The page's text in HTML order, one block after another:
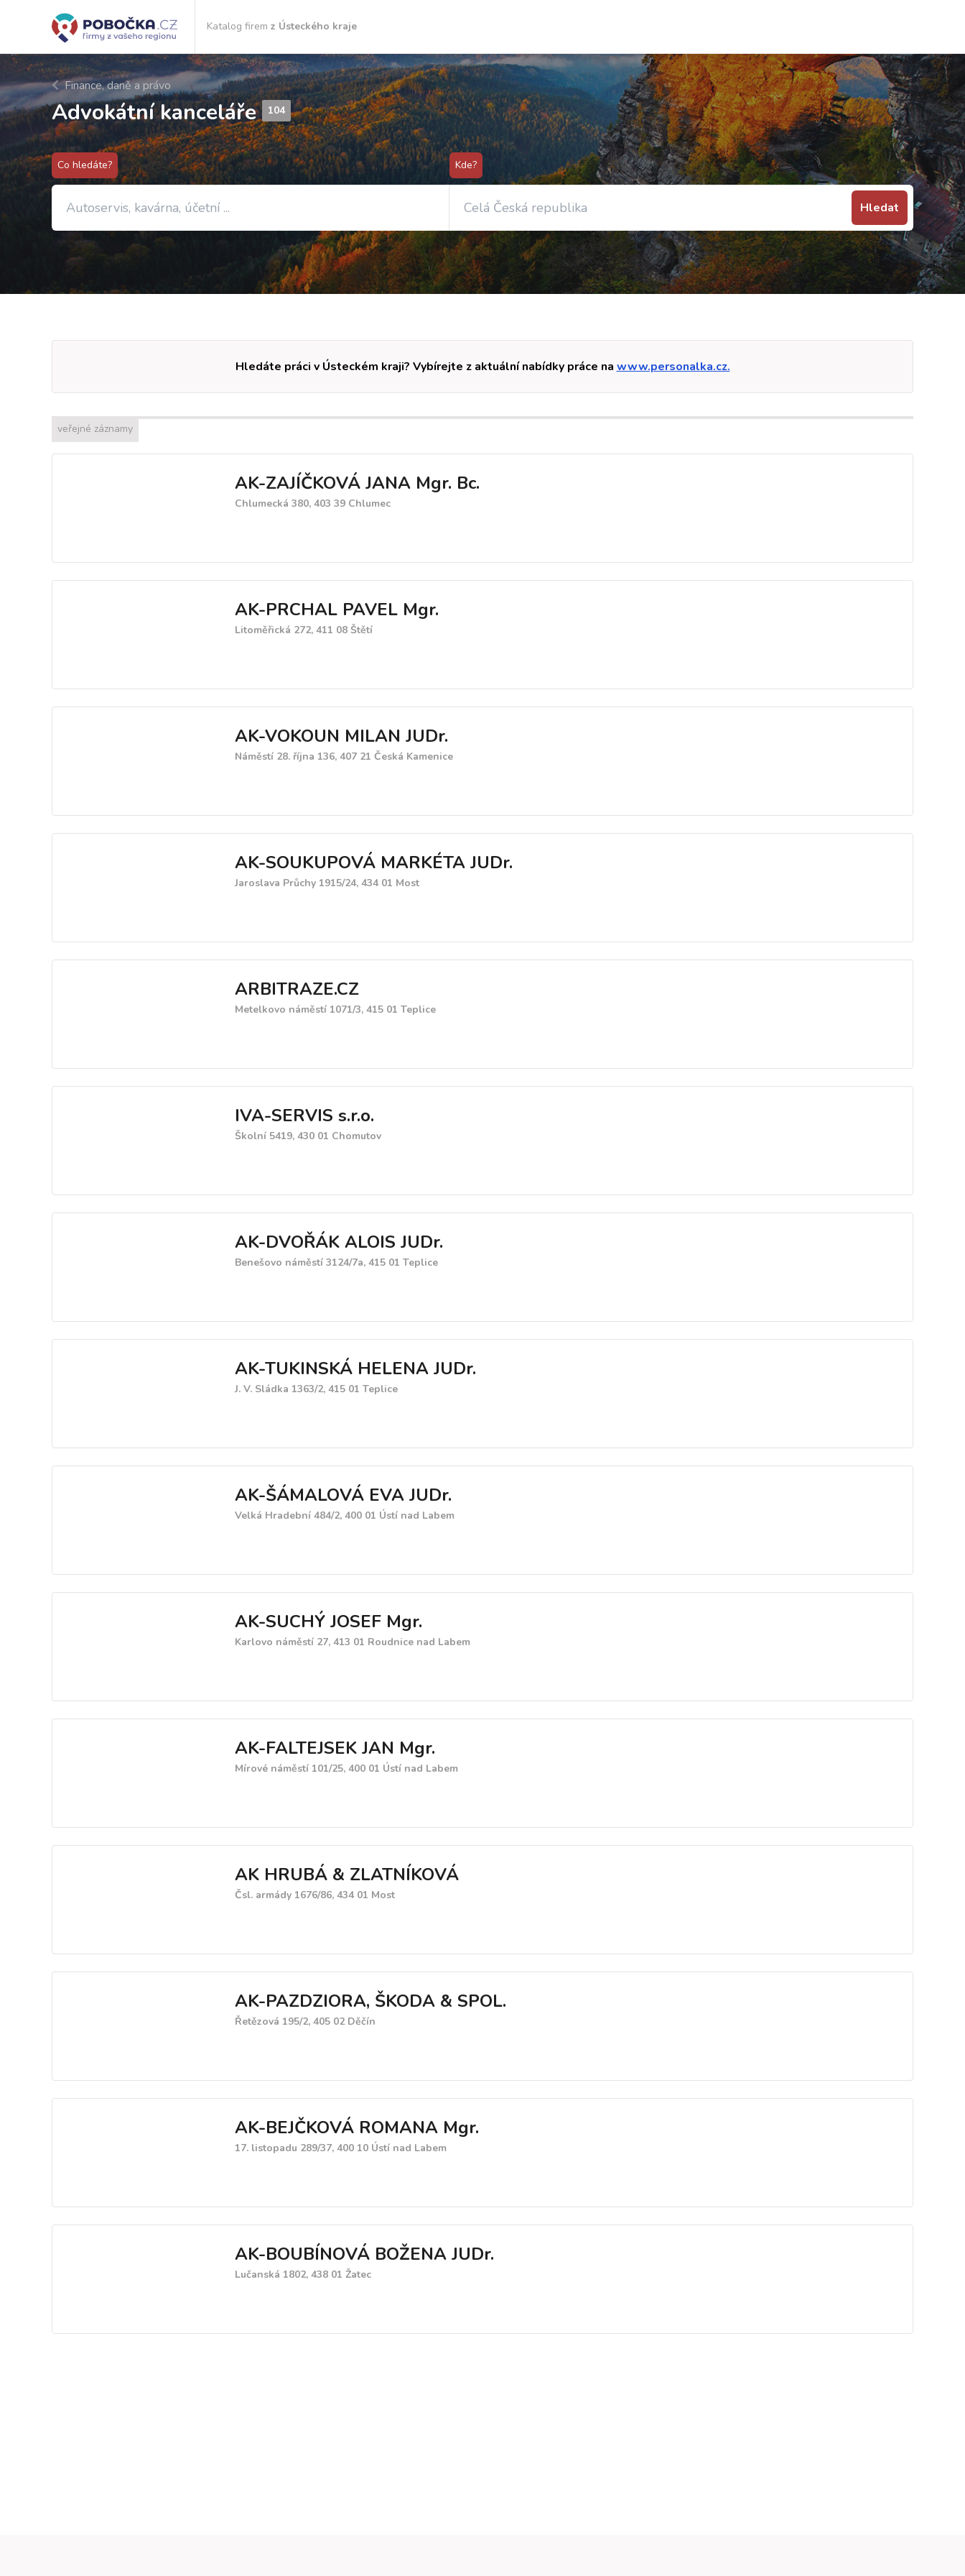
Katalog firem z Ústeckého kraje
Finance, daně a právo
Advokátní kanceláře 104
Co hledáte? Kde?
Hledat
Hledáte práci v Ústeckém kraji? Vybírejte z aktuální nabídky práce na www.personalka.cz.
veřejné záznamy
AK-ZAJÍČKOVÁ JANA Mgr. Bc.
Chlumecká 380, 403 39 Chlumec
AK-PRCHAL PAVEL Mgr.
Litoměřická 272, 411 08 Štětí
AK-VOKOUN MILAN JUDr.
Náměstí 28. října 136, 407 21 Česká Kamenice
AK-SOUKUPOVÁ MARKÉTA JUDr.
Jaroslava Průchy 1915/24, 434 01 Most
ARBITRAZE.CZ
Metelkovo náměstí 1071/3, 415 01 Teplice
IVA-SERVIS s.r.o.
Školní 5419, 430 01 Chomutov
AK-DVOŘÁK ALOIS JUDr.
Benešovo náměstí 3124/7a, 415 01 Teplice
AK-TUKINSKÁ HELENA JUDr.
J. V. Sládka 1363/2, 415 01 Teplice
AK-ŠÁMALOVÁ EVA JUDr.
Velká Hradební 484/2, 400 01 Ústí nad Labem
AK-SUCHÝ JOSEF Mgr.
Karlovo náměstí 27, 413 01 Roudnice nad Labem
AK-FALTEJSEK JAN Mgr.
Mírové náměstí 101/25, 400 01 Ústí nad Labem
AK HRUBÁ & ZLATNÍKOVÁ
Čsl. armády 1676/86, 434 01 Most
AK-PAZDZIORA, ŠKODA & SPOL.
Řetězová 195/2, 405 02 Děčín
AK-BEJČKOVÁ ROMANA Mgr.
17. listopadu 289/37, 400 10 Ústí nad Labem
AK-BOUBÍNOVÁ BOŽENA JUDr.
Lučanská 1802, 438 01 Žatec